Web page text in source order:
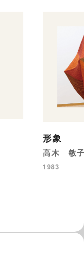
形象
高木 敏
1983